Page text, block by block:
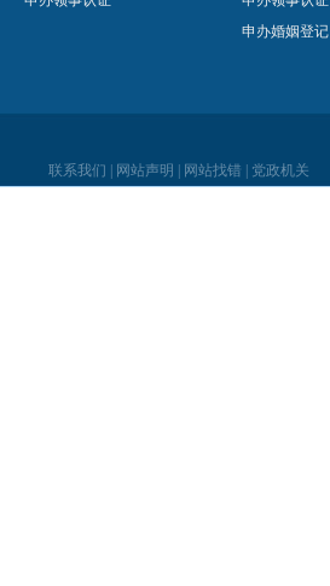
申办婚姻登记
联系我们 网站声明 网站找错 党政机关